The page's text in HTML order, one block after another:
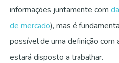
informações juntamente com
de mercado), mas é
possível de uma definição com
estará disposto a trabalhar.